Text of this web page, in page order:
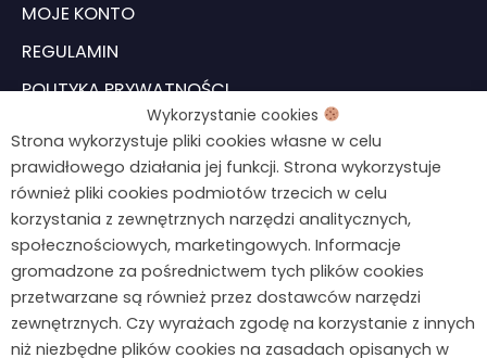
MOJE KONTO
REGULAMIN
POLITYKA PRYWATNOŚCI
USTAWIENIA COOKIES
Formularz odstąpienia od umowy
Chcesz wiedzieć więcej?
Napisz do mnie!
kontakt@agnieszkawegiel.pl
664 687 026
Wykorzystanie cookies
Strona wykorzystuje pliki cookies własne w celu
prawidłowego działania jej funkcji. Strona wykorzystuje
również pliki cookies podmiotów trzecich w celu
korzystania z zewnętrznych narzędzi analitycznych,
społecznościowych, marketingowych. Informacje
gromadzone za pośrednictwem tych plików cookies
przetwarzane są również przez dostawców narzędzi
zewnętrznych. Czy wyrażach zgodę na korzystanie z innych
niż niezbędne plików cookies na zasadach opisanych w